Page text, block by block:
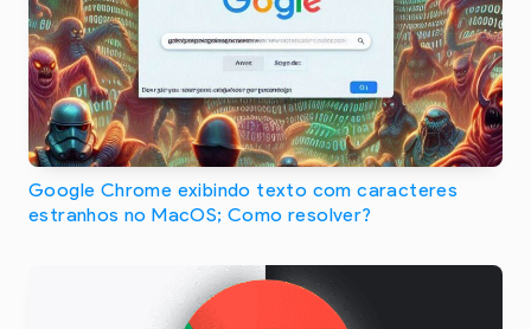
Google Chrome exibindo texto com caracteres
estranhos no MacOS; Como resolver?